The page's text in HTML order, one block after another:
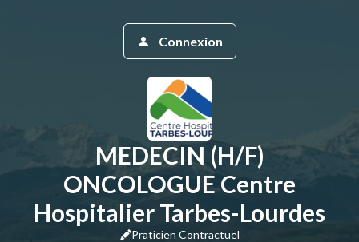
MEDECIN (H/F)
ONCOLOGUE Centre
Hospitalier Tarbes-Lourdes
Praticien Contractuel
Connexion